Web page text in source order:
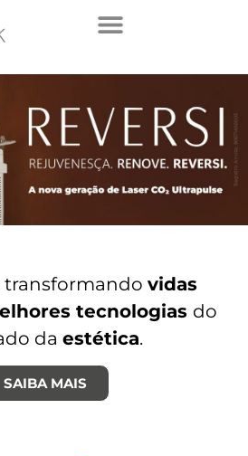
transformando vidas
tecnologias do
da estética.
SAIBA MAIS